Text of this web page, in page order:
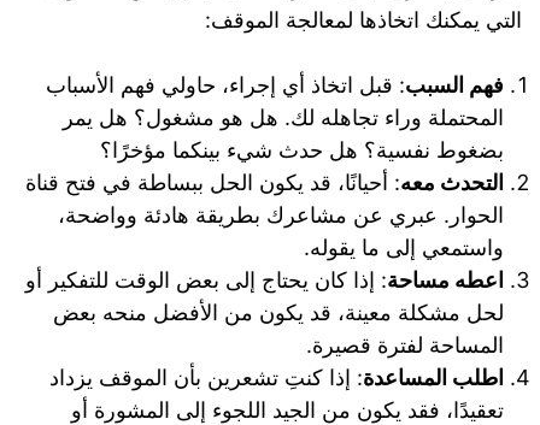
التي يمكنك اتخاذها لمعالجة الموقف:
فهم السبب: قبل اتخاذ أي إجراء، حاولي فهم الأسباب
المحتملة وراء تجاهله لك. هل هو مشغول؟ هل يمر
بضغوط نفسية؟ هل حدث شيء بينكما مؤخرًا؟
التحدث معه: أحيانًا، قد يكون الحل ببساطة في فتح قناة
الحوار. عبري عن مشاعرك بطريقة هادئة وواضحة،
واستمعي إلى ما يقوله.
اعطه مساحة: إذا كان يحتاج إلى بعض الوقت للتفكير أو
لحل مشكلة معينة، قد يكون من الأفضل منحه بعض
المساحة لفترة قصيرة.
اطلب المساعدة: إذا كنتِ تشعرين بأن الموقف يزداد
تعقيدًا، فقد يكون من الجيد اللجوء إلى المشورة أو